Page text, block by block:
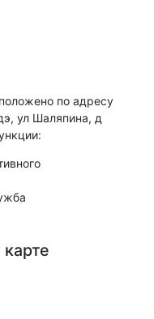
по адресу
ул Шаляпина, д